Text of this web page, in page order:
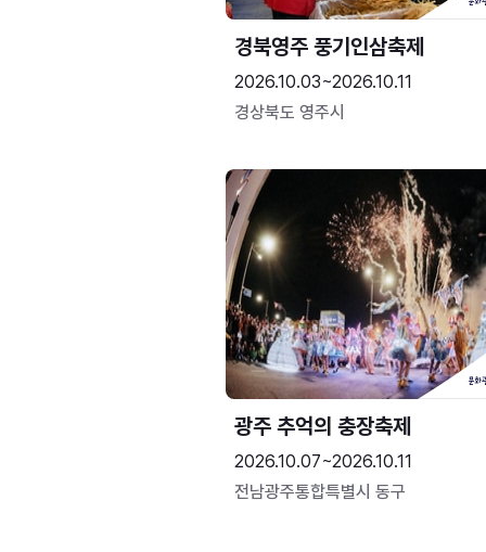
경북영주 풍기인삼축제
2026.10.03~2026.10.11
경상북도 영주시
광주 추억의 충장축제
2026.10.07~2026.10.11
전남광주통합특별시 동구